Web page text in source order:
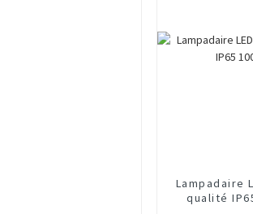
Lampadaire
qualité